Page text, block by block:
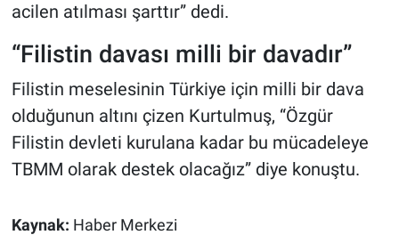
acilen atılması şarttır” dedi.
“Filistin davası milli bir davadır”
Filistin meselesinin Türkiye için milli bir dava
olduğunun altını çizen Kurtulmuş, “Özgür
Filistin devleti kurulana kadar bu mücadeleye
TBMM olarak destek olacağız” diye konuştu.
Kaynak: Haber Merkezi